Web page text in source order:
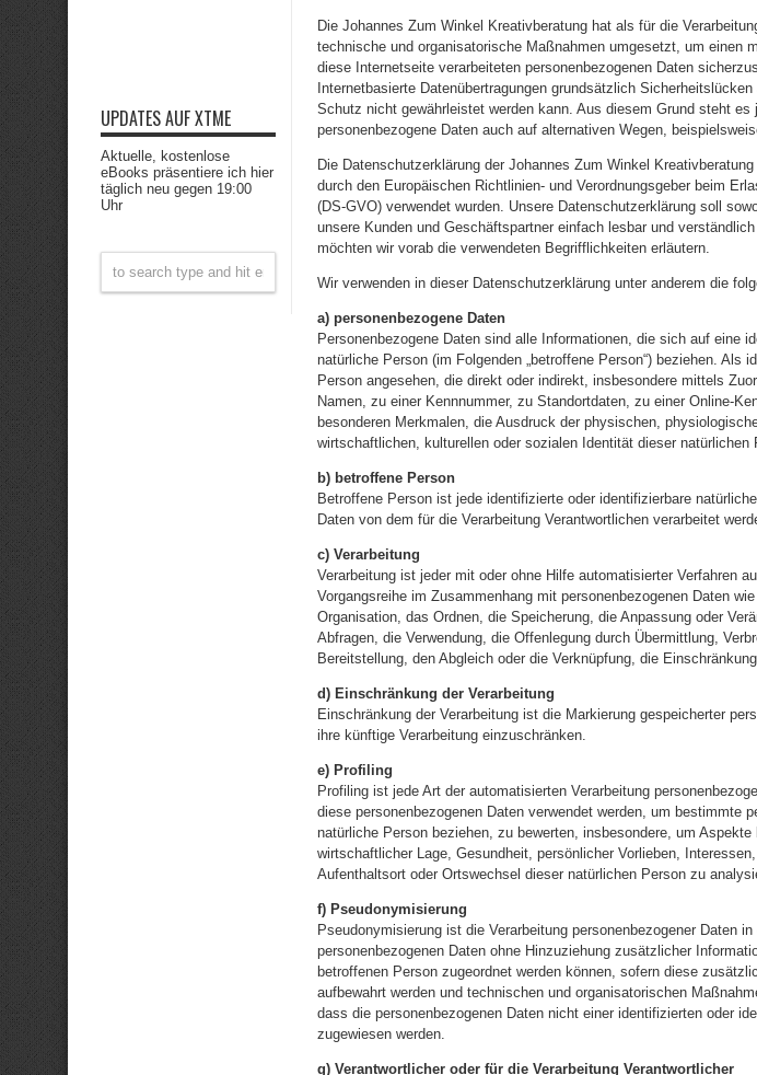
Die Johannes Zum Winkel Kreativberatung hat als für die
technische und organisatorische Maßnahmen umgesetzt, um einen
diese Internetseite verarbeiteten personenbezogenen Daten
Internetbasierte Datenübertragungen grundsätzlich
Schutz nicht gewährleistet werden kann. Aus diesem Grund steht es
personenbezogene Daten auch auf alternativen Wegen,
Die Datenschutzerklärung der Johannes Zum Winkel
durch den Europäischen Richtlinien- und Verordnungsgeber beim
(DS-GVO) verwendet wurden. Unsere Datenschutzerklärung soll
unsere Kunden und Geschäftspartner einfach lesbar und
möchten wir vorab die verwendeten Begrifflichkeiten erläutern.
Wir verwenden in dieser Datenschutzerklärung unter anderem die
a) personenbezogene Daten
Personenbezogene Daten sind alle Informationen, die sich auf eine
natürliche Person (im Folgenden „betroffene Person“) beziehen. Als
Person angesehen, die direkt oder indirekt, insbesondere mittels
Namen, zu einer Kennnummer, zu Standortdaten, zu einer Online-
besonderen Merkmalen, die Ausdruck der physischen,
wirtschaftlichen, kulturellen oder sozialen Identität dieser
b) betroffene Person
Betroffene Person ist jede identifizierte oder identifizierbare
Daten von dem für die Verarbeitung Verantwortlichen verarbeitet
c) Verarbeitung
Verarbeitung ist jeder mit oder ohne Hilfe automatisierter Verfahren
Vorgangsreihe im Zusammenhang mit personenbezogenen Daten
Organisation, das Ordnen, die Speicherung, die Anpassung oder
Abfragen, die Verwendung, die Offenlegung durch Übermittlung,
Bereitstellung, den Abgleich oder die Verknüpfung, die
d) Einschränkung der Verarbeitung
Einschränkung der Verarbeitung ist die Markierung gespeicherter
ihre künftige Verarbeitung einzuschränken.
e) Profiling
Profiling ist jede Art der automatisierten Verarbeitung
diese personenbezogenen Daten verwendet werden, um bestimmte
natürliche Person beziehen, zu bewerten, insbesondere, um
wirtschaftlicher Lage, Gesundheit, persönlicher Vorlieben,
Aufenthaltsort oder Ortswechsel dieser natürlichen Person zu
f) Pseudonymisierung
Pseudonymisierung ist die Verarbeitung personenbezogener Daten
personenbezogenen Daten ohne Hinzuziehung zusätzlicher
betroffenen Person zugeordnet werden können, sofern diese
aufbewahrt werden und technischen und organisatorischen
dass die personenbezogenen Daten nicht einer identifizierten oder
zugewiesen werden.
g) Verantwortlicher oder für die Verarbeitung Verantwortlicher
UPDATES AUF XTME
Aktuelle, kostenlose
eBooks präsentiere ich hier
täglich neu gegen 19:00
Uhr